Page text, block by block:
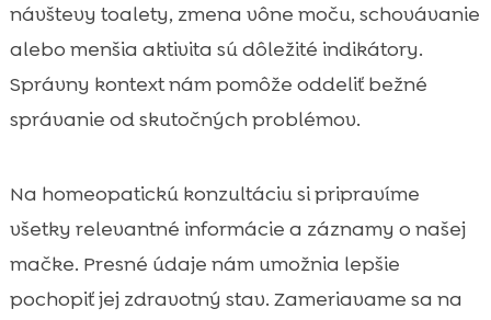
návštevy toalety, zmena vône moču, schovávanie
alebo menšia aktivita sú dôležité indikátory.
Správny kontext nám pomôže oddeliť bežné
správanie od skutočných problémov.
Na homeopatickú konzultáciu si pripravíme
všetky relevantné informácie a záznamy o našej
mačke. Presné údaje nám umožnia lepšie
pochopiť jej zdravotný stav. Zameriavame sa na